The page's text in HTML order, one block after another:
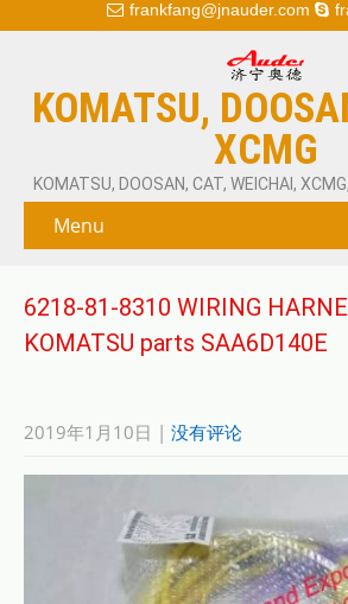
frankfang@jnauder.com
KOMATSU,
XCMG
KOMATSU, DOOSAN, CAT, WEICHAI,
Menu
6218-81-8310 WIRING
KOMATSU parts SAA6D140E
2019年1月10日 | 没有评论